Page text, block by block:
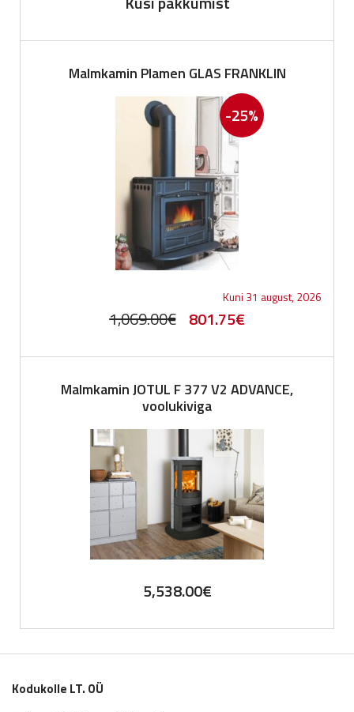
Malmkamin Plamen GLAS FRANKLIN
-25%
Kuni 31 august, 2026
1,069.00€ Original
1,069.00€.
801.75€Current
801.75€.
Malmkamin JOTUL F 377 V2 ADVANCE,
voolukiviga
5,538.00€
Kodukolle LT. OÜ